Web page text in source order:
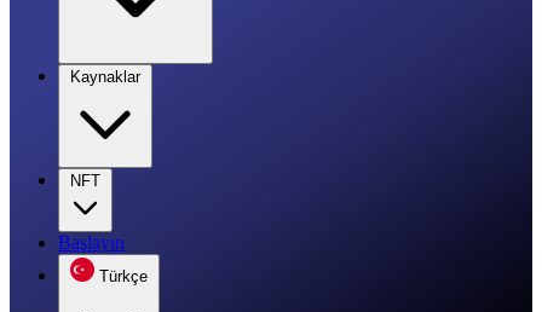
Kaynaklar
NFT
Başlayın
Türkçe